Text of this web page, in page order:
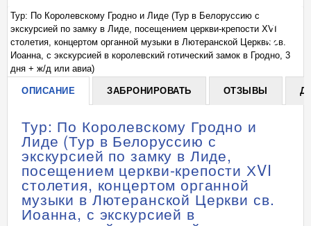
+
Тур: По Королевскому Гродно и Лиде (Тур в Белоруссию с
экскурсией по замку в Лиде, посещением церкви-крепости ХVI
столетия, концертом органной музыки в Лютеранской Церкви св.
Иоанна, с экскурсией в королевский готический замок в Гродно, 3
дня + ж/д или авиа)
ОПИСАНИЕ ЗАБРОНИРОВАТЬ ОТЗЫВЫ
Тур: По Королевскому Гродно и
Лиде (Тур в Белоруссию с
экскурсией по замку в Лиде,
посещением церкви-крепости ХVI
столетия, концертом органной
музыки в Лютеранской Церкви св.
Иоанна, с экскурсией в